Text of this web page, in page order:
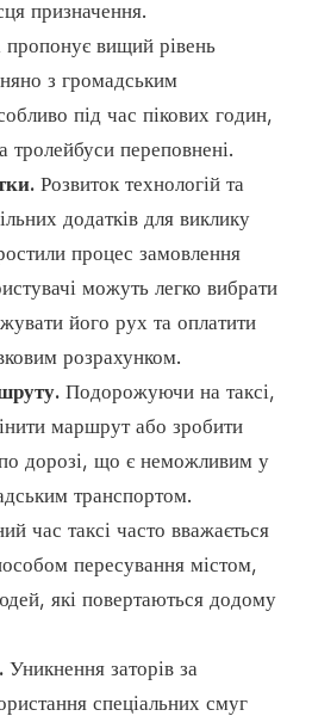
призначення.
пропонує вищий рівень
з громадським
під час пікових годин,
тролейбуси переповнені.
Розвиток технологій та
додатків для виклику
процес замовлення
можуть легко вибрати
його рух та оплатити
розрахунком.
Подорожуючи на таксі,
маршрут або зробити
по дорозі, що є неможливим у
транспортом.
час таксі часто вважається
пересування містом,
які повертаються додому
Уникнення заторів за
спеціальних смуг